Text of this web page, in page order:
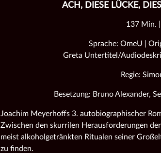
ACH, DIESE LÜCKE,
137 Min.
Sprache: OmeU |
Greta Untertitel/
Regie:
Besetzung: Bruno Alexander,
Joachim Meyerhoffs 3. autobiographischer
Zwischen den skurrilen Herausforderungen
meist alkoholgetränkten Ritualen seiner
zu finden.